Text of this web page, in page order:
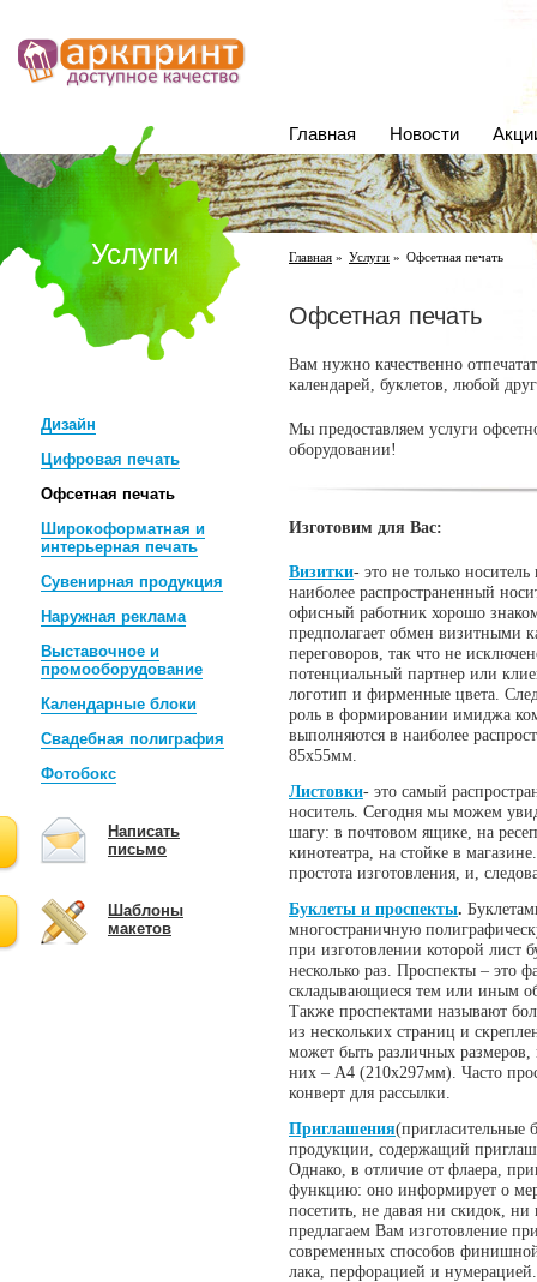
Главная Новости
Услуги
Дизайн
Цифровая печать
Офсетная печать
Широкоформатная и
интерьерная печать
Сувенирная продукция
Наружная реклама
Выставочное и
промооборудование
Календарные блоки
Свадебная полиграфия
Фотобокс
Написать
письмо
Шаблоны
макетов
Главная » Услуги » Офсетная печать
Офсетная печать
Вам нужно качественно
календарей, буклетов, любой
Мы предоставляем услуги
оборудовании!
Изготовим для Вас:
Визитки- это не только
наиболее распространенный
офисный работник хорошо
предполагает обмен визитными
переговоров, так что не
потенциальный партнер или
логотип и фирменные цвета.
роль в формировании имиджа
выполняются в наиболее
85х55мм.
Листовки- это самый
носитель. Сегодня мы можем
шагу: в почтовом ящике, на
кинотеатра, на стойке в
простота изготовления, и,
Буклеты и проспекты.
многостраничную
при изготовлении которой лист
несколько раз. Проспекты – это
складывающиеся тем или иным
Также проспектами называют
из нескольких страниц и
может быть различных
них – А4 (210х297мм). Часто
конверт для рассылки.
Приглашения(пригласительные
продукции, содержащий
Однако, в отличие от флаера,
функцию: оно информирует о
посетить, не давая ни скидок,
предлагаем Вам изготовление
современных способов
лака, перфорацией и нумерацией.